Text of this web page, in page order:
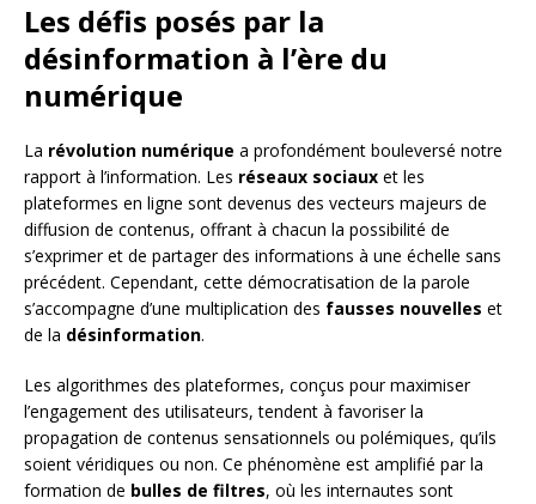
Les défis posés par la
désinformation à l’ère du
numérique
La révolution numérique a profondément bouleversé notre
rapport à l’information. Les réseaux sociaux et les
plateformes en ligne sont devenus des vecteurs majeurs de
diffusion de contenus, offrant à chacun la possibilité de
s’exprimer et de partager des informations à une échelle sans
précédent. Cependant, cette démocratisation de la parole
s’accompagne d’une multiplication des fausses nouvelles et
de la désinformation.
Les algorithmes des plateformes, conçus pour maximiser
l’engagement des utilisateurs, tendent à favoriser la
propagation de contenus sensationnels ou polémiques, qu’ils
soient véridiques ou non. Ce phénomène est amplifié par la
formation de bulles de filtres, où les internautes sont